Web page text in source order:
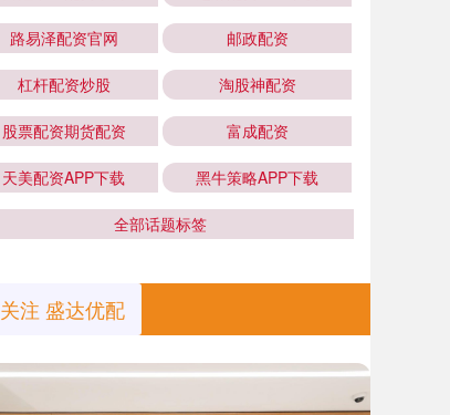
路易泽配资官网 邮政配资
杠杆配资炒股 淘股神配资
股票配资期货配资 富成配资
天美配资APP下载 黑牛策略APP下载
全部话题标签
关注 盛达优配